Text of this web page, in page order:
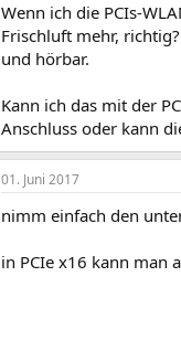
Wenn ich die PCIs-
Frischluft mehr,
und hörbar.
Kann ich das mit der
Anschluss oder kann
01. Juni 2017
nimm einfach den
in PCIe x16 kann man